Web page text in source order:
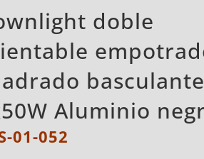
doble
basculante
Aluminio
01-052